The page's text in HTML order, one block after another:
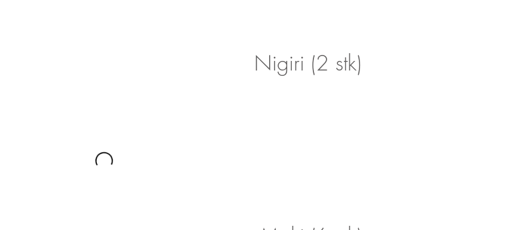
Nigiri (2 stk)